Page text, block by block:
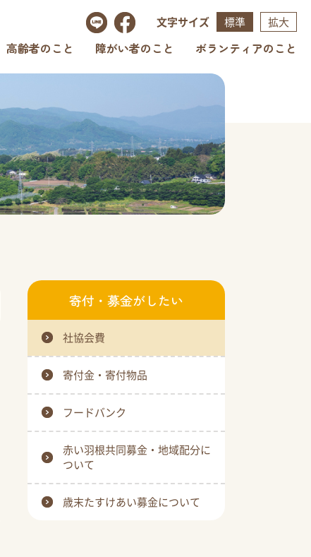
文字サイズ 標準 拡大
高齢者のこと 障がい者のこと ボランティアのこと
寄付・募金がしたい
社協会費
寄付金・寄付物品
フードバンク
赤い羽根共同募金・地域配分に
ついて
歳末たすけあい募金について